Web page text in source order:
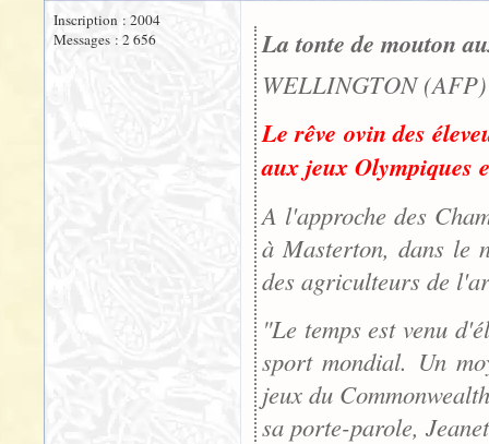
Inscription : 2004
Messages : 2 656
La tonte de mouton
WELLINGTON
Le rêve ovin des
aux jeux Olympiques
A l'approche des
à Masterton, dans le
des agriculteurs de
"Le temps est venu
sport mondial. Un
jeux du
sa porte-parole,